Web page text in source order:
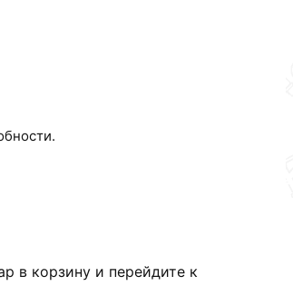
в корзину и перейдите к